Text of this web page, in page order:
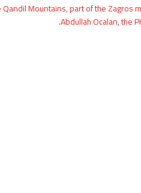
Mountains, part of the
Abdullah Ocalan, the